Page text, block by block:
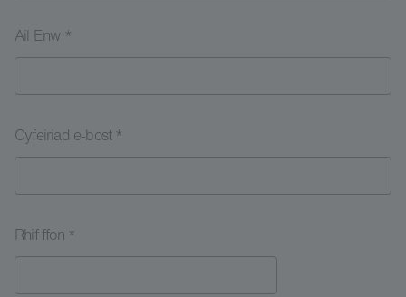
Ail Enw *
Cyfeiriad e-bost *
Rhif ffon *